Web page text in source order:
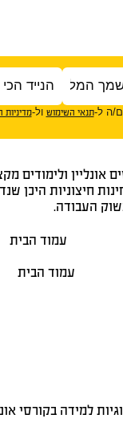
ה ל-תנאי השימוש ול-מדיניות
ולימודים
חיצוניות
העבודה.
למידה בקורסי